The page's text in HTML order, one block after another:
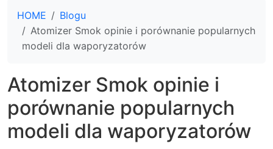
HOME
Blogu
Atomizer Smok opinie i porównanie popularnych
modeli dla waporyzatorów
Atomizer Smok opinie i
porównanie popularnych
modeli dla waporyzatorów